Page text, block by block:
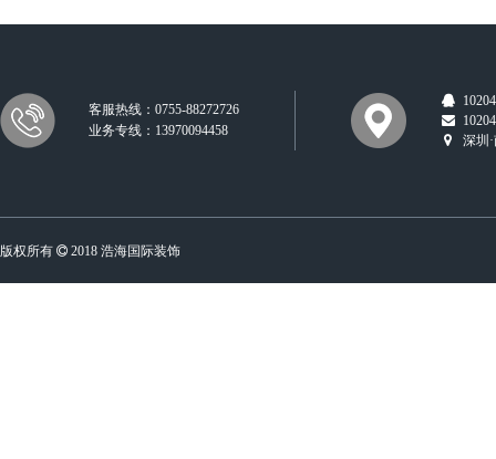
客服热线：0755-88272726
业务专线：13970094458
深圳
版权所有 2018 浩海国际装饰